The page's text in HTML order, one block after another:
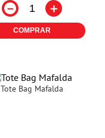
－ ＋
COMPRAR
Tote Bag Mafalda